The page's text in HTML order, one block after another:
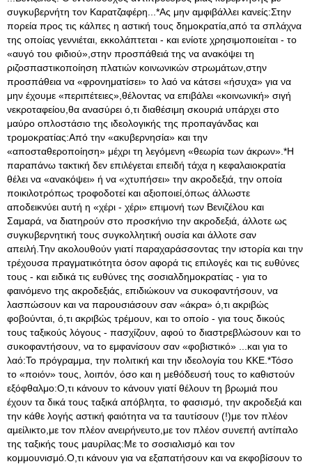
συγκυβερνήτη τον Καρατζαφέρη...*Ας μην αμφιβάλλει κανείς:Στην
πορεία προς τις κάλπες η αστική τους δημοκρατία,από τα σπλάχνα
της οποίας γεννιέται, εκκολάπτεται - και ενίοτε χρησιμοποιείται - το
«αυγό του φιδιού»,στην προσπάθειά της να ανακόψει τη
ριζοσπαστικοποίηση πλατιών κοινωνικών στρωμάτων,στην
προσπάθεια να «φρονηματίσει» το λαό να κάτσει «ήσυχα» για να
μην έχουμε «περιπέτειες»,θέλοντας να επιβάλει «κοινωνική» σιγή
νεκροταφείου,θα ανασύρει ό,τι διαθέσιμη σκουριά υπάρχει στο
μαύρο οπλοστάσιο της ιδεολογικής της προπαγάνδας και
τρομοκρατίας:Από την «ακυβερνησία» και την
«αποσταθεροποίηση» μέχρι τη λεγόμενη «θεωρία των άκρων».*Η
παραπάνω τακτική δεν επιλέγεται επειδή τάχα η κεφαλαιοκρατία
θέλει να «ανακόψει» ή να «χτυπήσει» την ακροδεξιά, την οποία
ποικιλοτρόπως τροφοδοτεί και αξιοποιεί,όπως άλλωστε
αποδεικνύει αυτή η «χέρι - χέρι» επιμονή των Βενιζέλου και
Σαμαρά, να διατηρούν στο προσκήνιο την ακροδεξιά, άλλοτε ως
συγκυβερνητική τους συγκολλητική ουσία και άλλοτε σαν
απειλή.Την ακολουθούν γιατί παραχαράσσοντας την ιστορία και την
τρέχουσα πραγματικότητα όσον αφορά τις επιλογές και τις ευθύνες
τους - και ειδικά τις ευθύνες της σοσιαλδημοκρατίας - για το
φαινόμενο της ακροδεξιάς, επιδιώκουν να συκοφαντήσουν, να
λασπώσουν και να παρουσιάσουν σαν «άκρα» ό,τι ακριβώς
φοβούνται, ό,τι ακριβώς τρέμουν, και το οποίο - για τους δικούς
τους ταξικούς λόγους - πασχίζουν, αφού το διαστρεβλώσουν και το
συκοφαντήσουν, να το εμφανίσουν σαν «φοβιστικό» ...και για το
λαό:Το πρόγραμμα, την πολιτική και την ιδεολογία του ΚΚΕ.*Τόσο
το «ποιόν» τους, λοιπόν, όσο και η μεθόδευσή τους το καθιστούν
εξόφθαλμο:Ο,τι κάνουν το κάνουν γιατί θέλουν τη βρωμιά που
έχουν τα δικά τους ταξικά απόβλητα, το φασισμό, την ακροδεξιά και
την κάθε λογής αστική φαιότητα να τα ταυτίσουν (!)με τον πλέον
αμείλικτο,με τον πλέον ανειρήνευτο,με τον πλέον συνεπή αντίπαλο
της ταξικής τους μαυρίλας:Με το σοσιαλισμό και τον
κομμουνισμό.Ο,τι κάνουν για να εξαπατήσουν και να εκφοβίσουν το